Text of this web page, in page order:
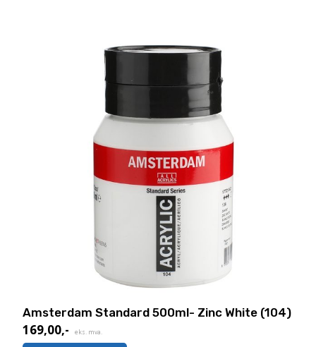
Amsterdam Standard 500ml- Zinc White (104)
169,00,- eks. mva.